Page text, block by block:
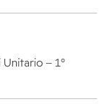
– 1°